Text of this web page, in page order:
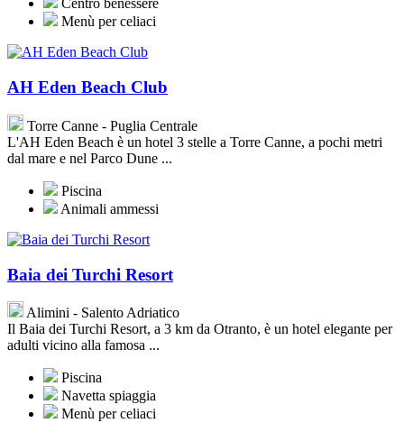
Centro benessere
Menù per celiaci
AH Eden Beach Club
Torre Canne - Puglia Centrale
L'AH Eden Beach è un hotel 3 stelle a Torre Canne, a pochi metri
dal mare e nel Parco Dune ...
Piscina
Animali ammessi
Baia dei Turchi Resort
Alimini - Salento Adriatico
Il Baia dei Turchi Resort, a 3 km da Otranto, è un hotel elegante per
adulti vicino alla famosa ...
Piscina
Navetta spiaggia
Menù per celiaci